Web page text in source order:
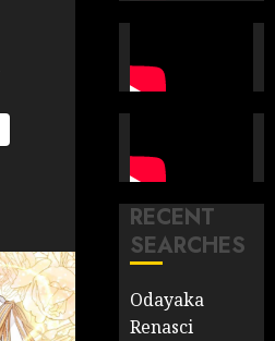
RECENT
SEARCHES
Odayaka
Renasci